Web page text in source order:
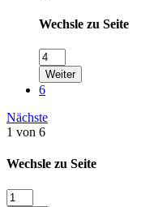
Wechsle zu Seite
Weiter
6
Nächste
1 von 6
Wechsle zu Seite